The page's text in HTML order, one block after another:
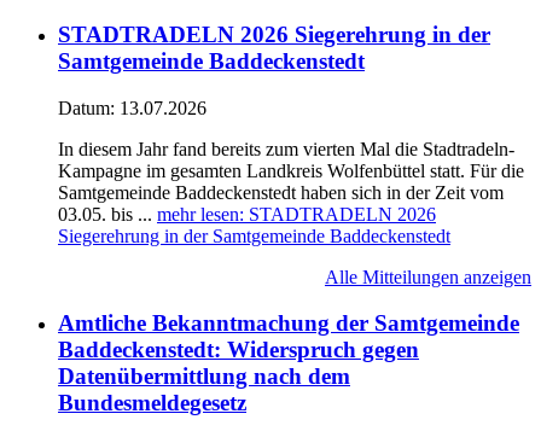
STADTRADELN 2026 Siegerehrung in der
Samtgemeinde Baddeckenstedt
Datum: 13.07.2026
In diesem Jahr fand bereits zum vierten Mal die Stadtradeln-
Kampagne im gesamten Landkreis Wolfenbüttel statt. Für die
Samtgemeinde Baddeckenstedt haben sich in der Zeit vom
03.05. bis ... mehr lesen: STADTRADELN 2026
Siegerehrung in der Samtgemeinde Baddeckenstedt
Alle Mitteilungen anzeigen
Amtliche Bekanntmachung der Samtgemeinde
Baddeckenstedt: Widerspruch gegen
Datenübermittlung nach dem
Bundesmeldegesetz